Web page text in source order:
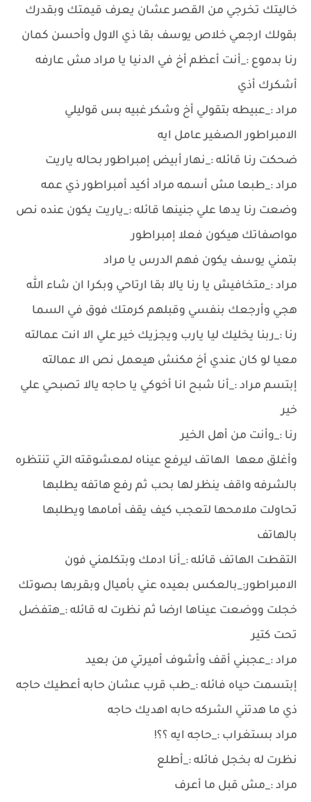
خاليتك تخرجي من القصر عشان يعرف قيمتك وبقدرك
بقولك ارجعي خلاص يوسف بقا ذي الاول وأحسن كمان
رنا بدموع :_أنت أعظم أخ في الدنيا يا مراد مش عارفه
أشكرك أذي
مراد :_عبيطه بتقولي أخ وشكر غبيه بس قوليلي
الامبراطور الصغير عامل ايه
ضحكت رنا قائله :_نهار أبيض إمبراطور بحاله ياريت
مراد :_طبعا مش أسمه مراد أكيد أمبراطور ذي عمه
وضعت رنا يدها علي جنينها قائله :_ياريت يكون عنده نص
مواصفاتك هيكون فعلا إمبراطور
بتمني يوسف يكون فهم الدرس يا مراد
مراد :_متخافيش يا رنا يالا بقا ارتاحي وبكرا ان شاء الله
هجي وأرجعك بنفسي وقبلهم كرمتك فوق في السما
رنا :_ربنا يخليك ليا يارب ويجزيك خير علي الا انت عمالته
معيا لو كان عندي أخ مكنش هيعمل نص الا عمالته
إبتسم مراد :_أنا شبح انا أخوكي يا حاجه يالا تصبحي علي
خير
رنا :_وأنت من أهل الخير
وأغلق معها الهاتف ليرفع عيناه لمعشوقته التي تنتظره
بالشرفه واقف ينظر لها بحب ثم رفع هاتفه يطلبها
تحاولت ملامحها لتعجب كيف يقف أمامها ويطلبها
بالهاتف
التقطت الهاتف قائله :_أنا ادمك وبتكلمني فون
الامبراطور:_بالعكس بعيده عني بأميال وبقربها بصوتك
خجلت ووضعت عيناها ارضا ثم نظرت له قائله :_هتفضل
تحت كتير
مراد :_عجبني أقف وأشوف أميرتي من بعيد
إبتسمت حياه فائله :_طب قرب عشان حابه أعطيك حاجه
ذي ما هدتني الشركه حابه اهديك حاجه
مراد بستغراب :_حاجه ايه ؟؟!
نظرت له بخجل فائله :_أطلع
مراد :_مش قبل ما أعرف